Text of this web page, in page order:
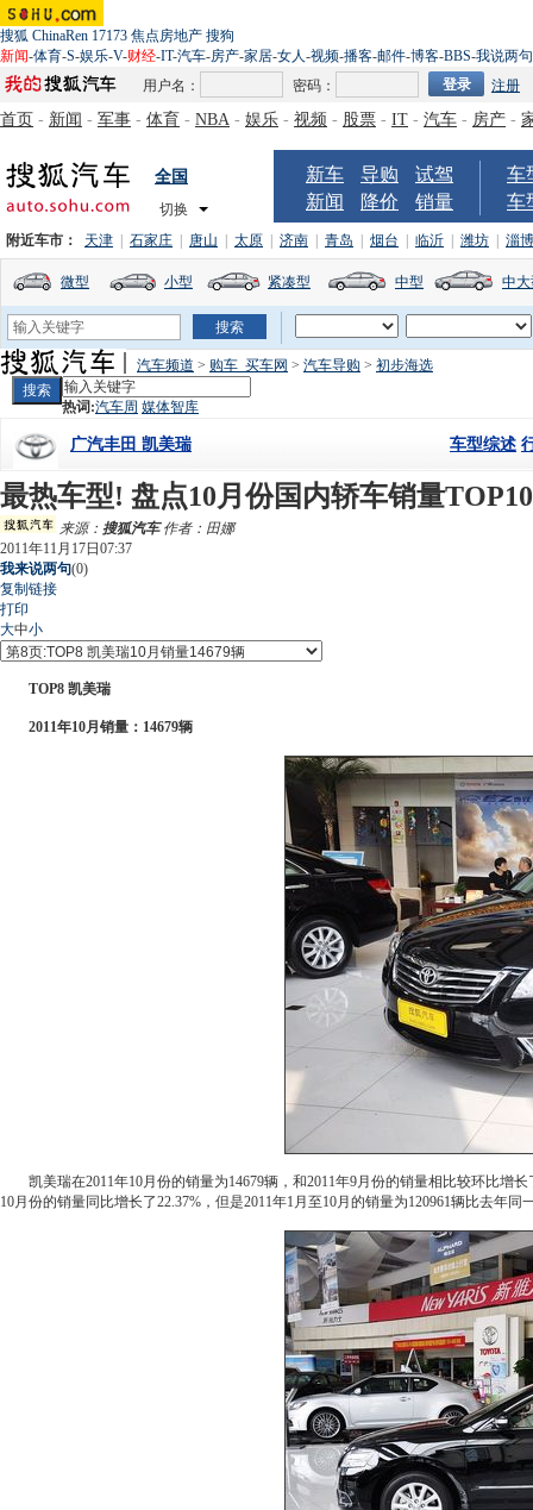
搜狐 ChinaRen 17173 焦点房地产 搜狗
新闻-体育-S-娱乐-V-财经-IT-汽车-房产-家居-女人-视频-播客-邮件-博客-BBS-我说两句
用户名：
密码： 注册
首页 - 新闻 - 军事 - 体育 - NBA - 娱乐 - 视频 - 股票 - IT - 汽车 - 房产 -
全国
切换
新车 导购
试驾
新闻
降价 销量
车
车
附近车市： 天津 石家庄 唐山 太原 济南 青岛 烟台 临沂 潍坊 淄博
微型 小型 紧凑型 中型 中
汽车频道 > 购车_买车网 > 汽车导购 > 初步海选
热词:汽车周 媒体智库
车型综述
广汽丰田 凯美瑞
最热车型! 盘点10月份国内轿车销量TOP10
来源： 搜狐汽车作者：田娜
2011年11月17日07:37
我来说两句(0)
复制链接
打印
大中小
TOP8 凯美瑞
2011年10月销量：14679辆
凯美瑞在2011年10月份的销量为14679辆，和2011年9月份的销量相比较环比增长
10月份的销量同比增长了22.37%，但是2011年1月至10月的销量为120961辆比去年